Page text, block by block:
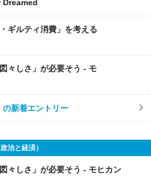
ギルティ消費」を考える
々しさ」が必要そう - モ
の新着エントリー
治と経済）
々しさ」が必要そう - モヒカン